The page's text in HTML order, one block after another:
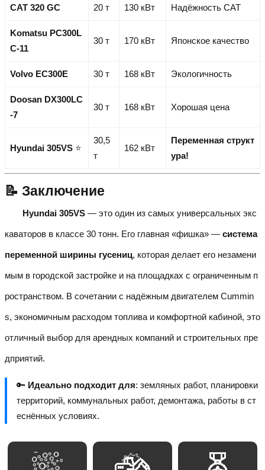
CAT 320 GC 20 т 130 кВт Надёжность CAT
Komatsu PC300L
C-11
30 т 170 кВт Японское качество
Volvo EC300E 30 т 168 кВт Экологичность
Doosan DX300LC
-7
30 т 168 кВт Хорошая цена
Hyundai 305VS ⭐
30,5
т
162 кВт
Переменная структ
ура!
📝 Заключение
Hyundai 305VS — это один из самых универсальных экс
каваторов в классе 30 тонн. Его главная «фишка» — система
переменной ширины гусениц, которая делает его незамени
мым в городской застройке и на площадках с ограниченным п
ространством. В сочетании с надёжным двигателем Cummin
s, экономичным расходом топлива и комфортной кабиной, это
отличный выбор для арендных компаний и строительных пре
дприятий.
🔑 Идеально подходит для: земляных работ, планировки
территорий, коммунальных работ, демонтажа, работы в ст
еснённых условиях.